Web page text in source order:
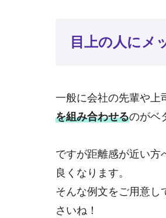
目上の人にメ
一般に会社の先輩や上
を組み合わせるのがベ
ですが距離感が近い方
良くなります。
そんな例文をご用意し
さいね！